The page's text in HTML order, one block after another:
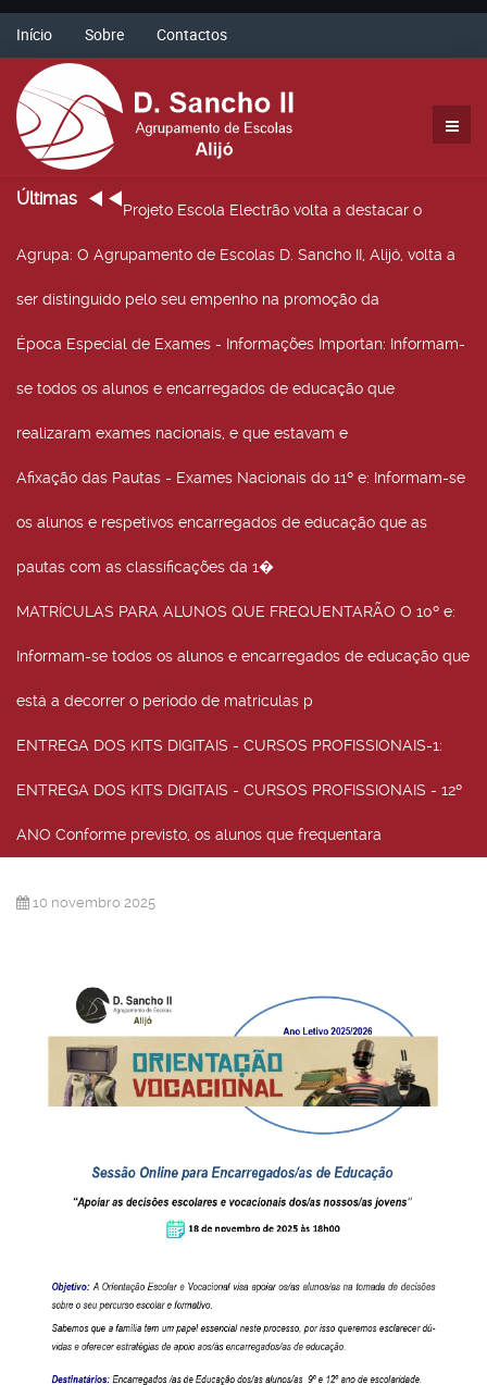
Início Sobre Contactos
Últimas
Projeto Escola Electrão volta a destacar o
Agrupa: O Agrupamento de Escolas D. Sancho II, Alijó, volta a
ser distinguido pelo seu empenho na promoção da
Época Especial de Exames - Informações Importan: Informam-
se todos os alunos e encarregados de educação que
realizaram exames nacionais, e que estavam e
Afixação das Pautas - Exames Nacionais do 11º e: Informam-se
os alunos e respetivos encarregados de educação que as
pautas com as classificações da 1�
MATRÍCULAS PARA ALUNOS QUE FREQUENTARÃO O 10º e:
Informam-se todos os alunos e encarregados de educação que
está a decorrer o período de matrículas p
ENTREGA DOS KITS DIGITAIS - CURSOS PROFISSIONAIS-1:
ENTREGA DOS KITS DIGITAIS - CURSOS PROFISSIONAIS - 12º
ANO Conforme previsto, os alunos que frequentara
10 novembro 2025